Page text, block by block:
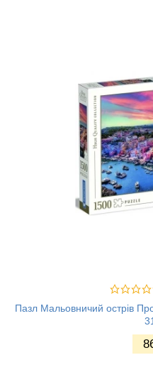
Пазл Мальовничий острів